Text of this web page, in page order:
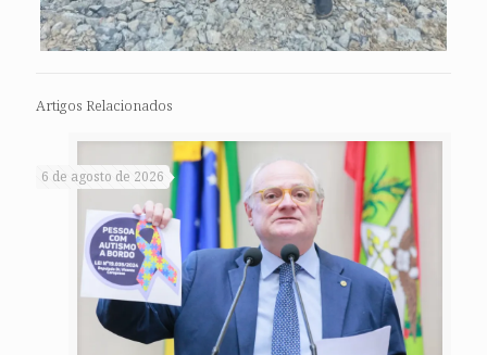
Artigos Relacionados
6 de agosto de 2026